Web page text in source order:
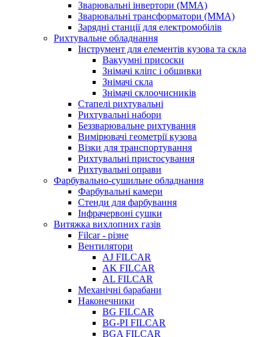
Зварювальні інвертори (MMA)
Зварювальні трансформатори (MMA)
Зарядні станції для електромобілів
Рихтувальне обладнання
Інструмент для елементів кузова та скла
Вакуумні присоски
Знімачі кліпс і обшивки
Знімачі скла
Знімачі склоочисників
Стапелі рихтувальні
Рихтувальні набори
Беззварювальне рихтування
Вимірювачі геометрії кузова
Візки для транспортування
Рихтувальні пристосування
Рихтувальні оправи
Фарбувально-сушильне обладнання
Фарбувальні камери
Стенди для фарбування
Інфрачервоні сушки
Витяжка вихлопних газів
Filcar - різне
Вентилятори
AJ FILCAR
AK FILCAR
AL FILCAR
Механічні барабани
Наконечники
BG FILCAR
BG-PI FILCAR
BGA FILCAR